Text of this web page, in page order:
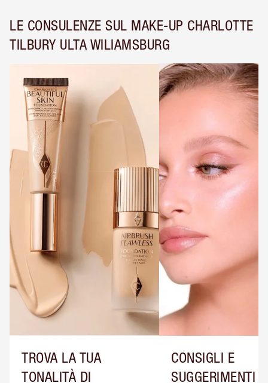
LE CONSULENZE SUL MAKE-UP CHARLOTTE
TILBURY ULTA WILIAMSBURG
TROVA LA TUA
TONALITÀ DI
CONSIGLI E
SUGGERIMENTI